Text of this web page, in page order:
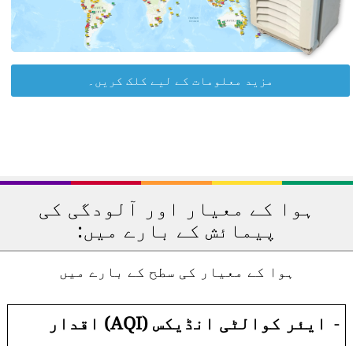
مزید معلومات کے لیے کلک کریں۔
ہوا کے معیار اور آلودگی کی
پیمائش کے بارے میں:
ہوا کے معیار کی سطح کے بارے میں
- ایئر کوالٹی انڈیکس (AQI) اقدار